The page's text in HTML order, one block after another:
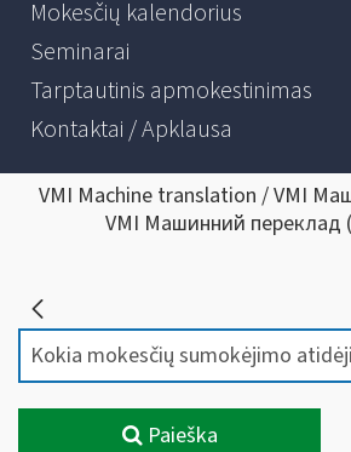
Mokesčių kalendorius
Seminarai
Tarptautinis apmokestinimas
Kontaktai / Apklausa
VMI Machine translation / VMI
VMI Машинний переклад (
Paieška